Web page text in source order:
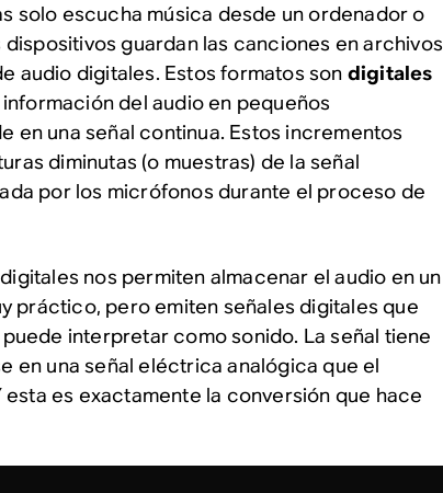
solo escucha música desde un ordenador o
guardan las canciones en archivos
audio digitales. Estos formatos son digitales
del audio en pequeños
en una señal continua. Estos incrementos
diminutas (o muestras) de la señal
por los micrófonos durante el proceso de
nos permiten almacenar el audio en un
práctico, pero emiten señales digitales que
interpretar como sonido. La señal tiene
en una señal eléctrica analógica que el
esta es exactamente la conversión que hace